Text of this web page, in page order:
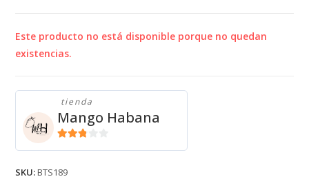
Este producto no está disponible porque no quedan
existencias.
tienda
Mango Habana
SKU:BTS189